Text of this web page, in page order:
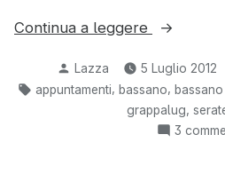
Continua a leggere
“Le
Nights
cambiano
location!”
Pubblicato
da
Lazza 5 Luglio 2012
Tag:
appuntamenti, bassano,
grappalug
3